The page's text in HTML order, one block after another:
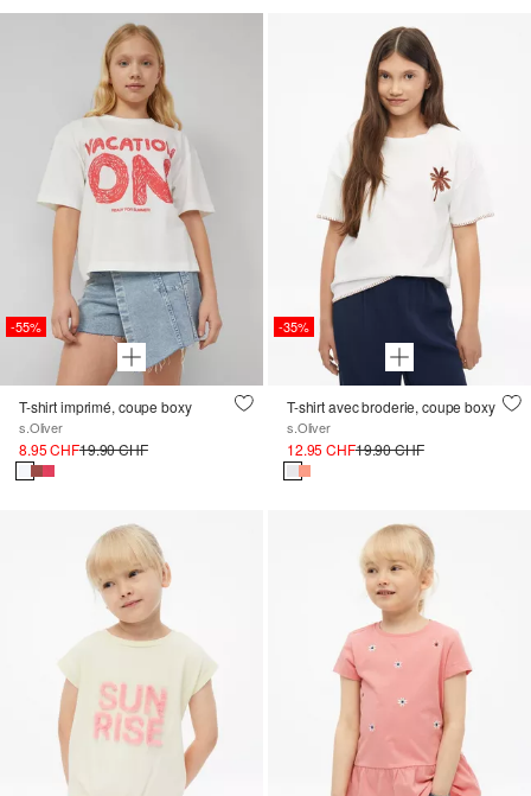
-55%
T-shirt imprimé, coupe boxy
s.Oliver
8.95 CHF19.90 CHF
-35%
T-shirt avec broderie, coupe boxy
s.Oliver
12.95 CHF19.90 CHF